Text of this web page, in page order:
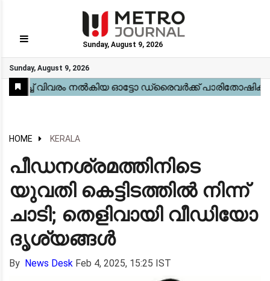
Sunday, August 9, 2026
Sunday, August 9, 2026
GO
Home
Kerala
National
Gulf
World
Sports
Movies
Health
Automobile
Travel
Education
Novel
Business
Technology
Webstory
HOME KERALA
പീഡനശ്രമത്തിനിടെ
യുവതി കെട്ടിടത്തിൽ നിന്ന്
ചാടി; തെളിവായി വീഡിയോ
ദൃശ്യങ്ങൾ
By News Desk Feb 4, 2025, 15:25 IST